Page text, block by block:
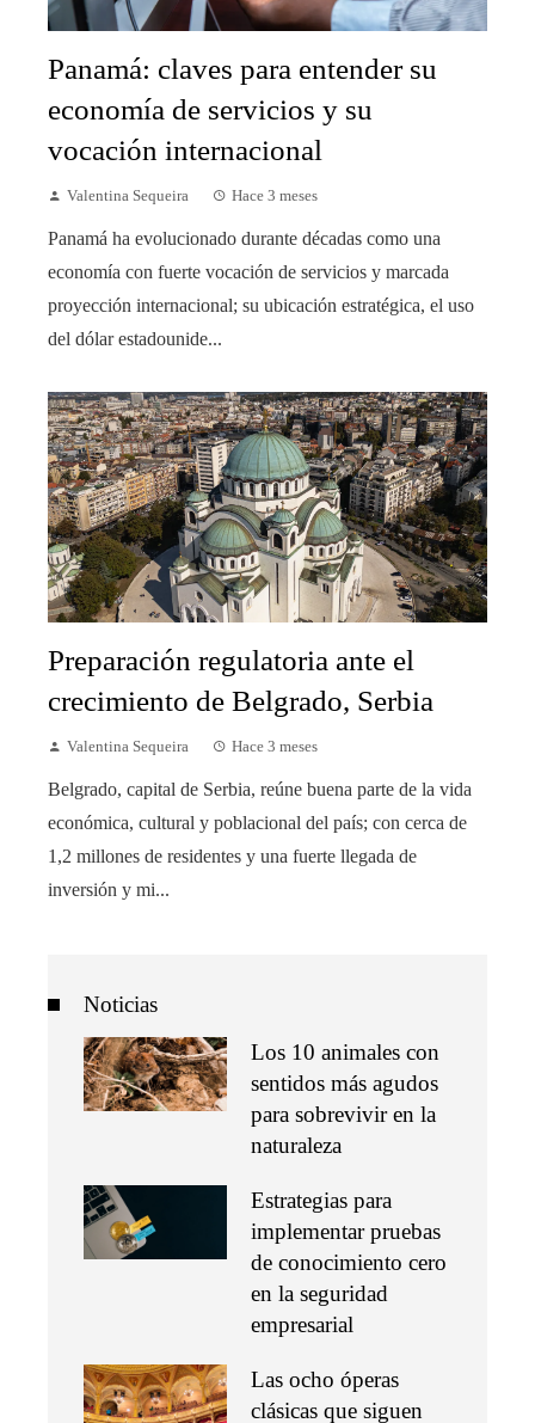
Panamá: claves para entender su
economía de servicios y su
vocación internacional
Valentina Sequeira Hace 3 meses
Panamá ha evolucionado durante décadas como una
economía con fuerte vocación de servicios y marcada
proyección internacional; su ubicación estratégica, el uso
del dólar estadounide...
Preparación regulatoria ante el
crecimiento de Belgrado, Serbia
Valentina Sequeira Hace 3 meses
Belgrado, capital de Serbia, reúne buena parte de la vida
económica, cultural y poblacional del país; con cerca de
1,2 millones de residentes y una fuerte llegada de
inversión y mi...
Noticias
Los 10 animales con
sentidos más agudos
para sobrevivir en la
naturaleza
Estrategias para
implementar pruebas
de conocimiento cero
en la seguridad
empresarial
Las ocho óperas
clásicas que siguen